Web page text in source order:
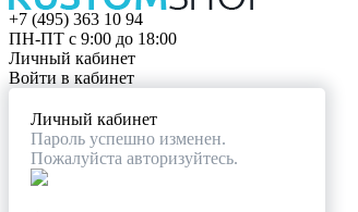
+7 (495) 363 10 94
ПН-ПТ с 9:00 до 18:00
Личный кабинет
Войти в кабинет
Личный кабинет
Пароль успешно изменен.
Пожалуйста авторизуйтесь.